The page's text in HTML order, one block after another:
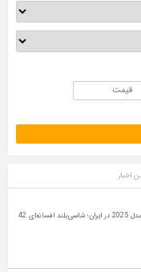
اخبار
قیمت تویوتا لندکروزر سری 70 مدل 2025 در ایران؛ شاسی‌بلند افسانه‌ای 42